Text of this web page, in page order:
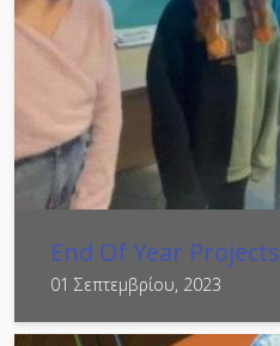
End Of Year Projects
01 Σεπτεμβρίου, 2023